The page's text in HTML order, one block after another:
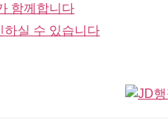
함께합니다
하실 수 있습니다